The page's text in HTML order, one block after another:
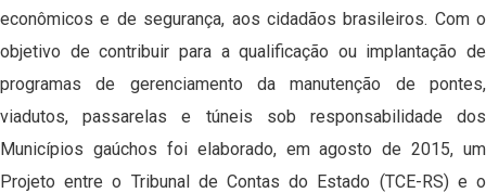
econômicos e de segurança, aos cidadãos brasileiros. Com o
objetivo de contribuir para a qualificação ou implantação de
programas de gerenciamento da manutenção de pontes,
viadutos, passarelas e túneis sob responsabilidade dos
Municípios gaúchos foi elaborado, em agosto de 2015, um
Projeto entre o Tribunal de Contas do Estado (TCE-RS) e o